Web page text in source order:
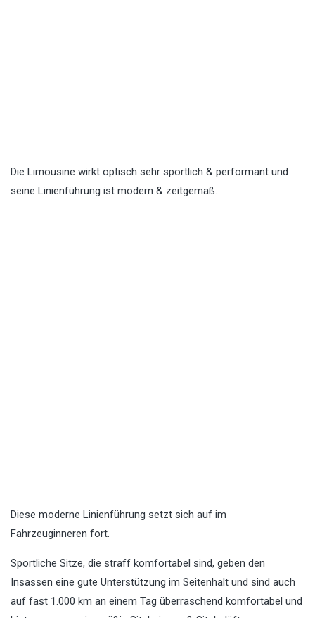
Die Limousine wirkt optisch sehr sportlich & performant und
seine Linienführung ist modern & zeitgemäß.
Diese moderne Linienführung setzt sich auf im
Fahrzeuginneren fort.
Sportliche Sitze, die straff komfortabel sind, geben den
Insassen eine gute Unterstützung im Seitenhalt und sind auch
auf fast 1.000 km an einem Tag überraschend komfortabel und